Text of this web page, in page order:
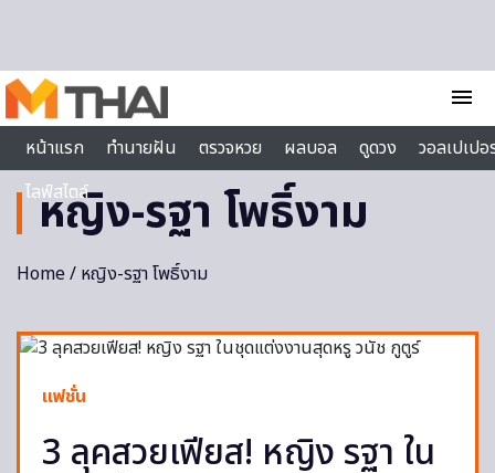
menu
หน้าแรก
ทำนายฝัน ตรวจหวย ผลบอล ดูดวง
วอลเปเป
ไลฟ์สไตล์
หญิง-รฐา โพธิ์งาม
Home/ หญิง-รฐา โพธิ์งาม
แฟชั่น
3 ลุคสวยเฟียส! หญิง รฐา ใน